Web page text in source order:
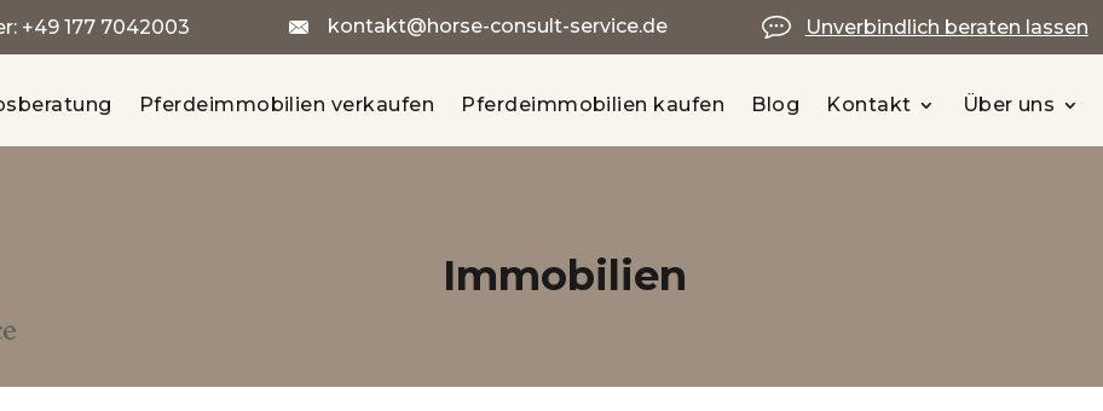
+49 177 7042003 kontakt@horse-consult-service.de Unverbindlich beraten lassen
Pferdeimmobilien verkaufen Pferdeimmobilien kaufen Blog Kontakt Über uns
Immobilien